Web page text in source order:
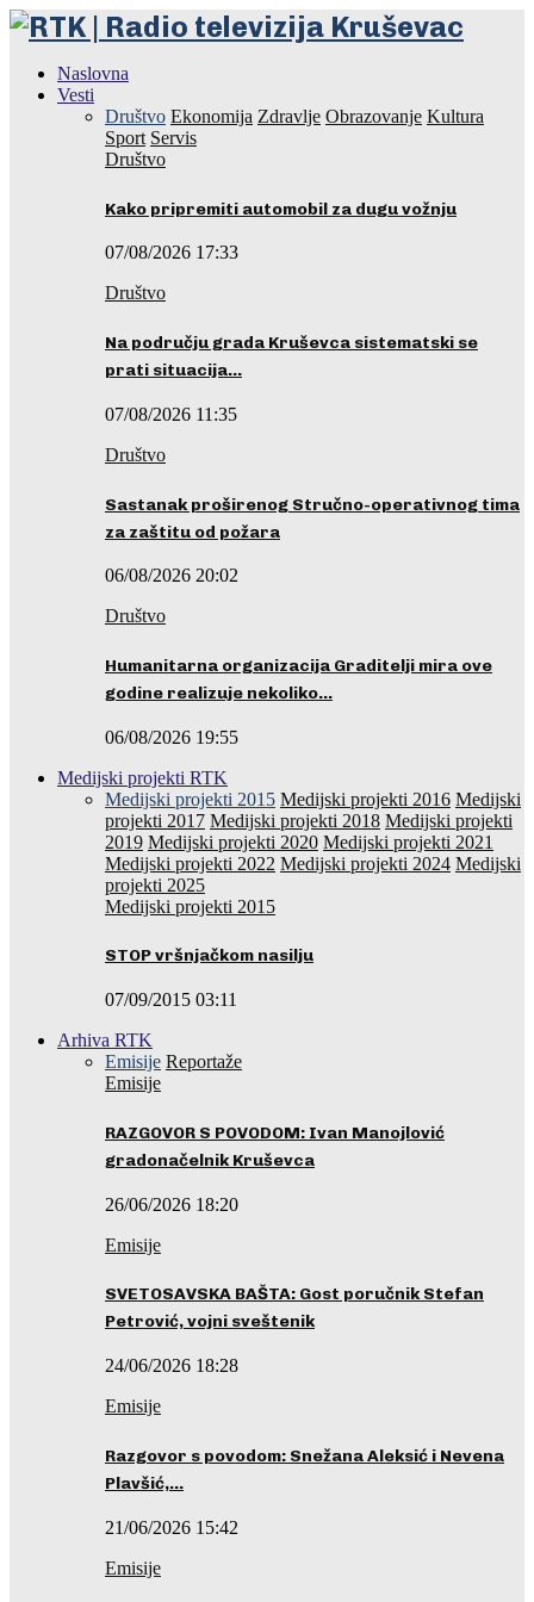
Naslovna
Vesti
Društvo Ekonomija Zdravlje Obrazovanje Kultura
Sport Servis
Društvo
Kako pripremiti automobil za dugu vožnju
07/08/2026 17:33
Društvo
Na području grada Kruševca sistematski se
prati situacija…
07/08/2026 11:35
Društvo
Sastanak proširenog Stručno-operativnog tima
za zaštitu od požara
06/08/2026 20:02
Društvo
Humanitarna organizacija Graditelji mira ove
godine realizuje nekoliko…
06/08/2026 19:55
Medijski projekti RTK
Medijski projekti 2015 Medijski projekti 2016 Medijski
projekti 2017 Medijski projekti 2018 Medijski projekti
2019 Medijski projekti 2020 Medijski projekti 2021
Medijski projekti 2022 Medijski projekti 2024 Medijski
projekti 2025
Medijski projekti 2015
STOP vršnjačkom nasilju
07/09/2015 03:11
Arhiva RTK
Emisije Reportaže
Emisije
RAZGOVOR S POVODOM: Ivan Manojlović
gradonačelnik Kruševca
26/06/2026 18:20
Emisije
SVETOSAVSKA BAŠTA: Gost poručnik Stefan
Petrović, vojni sveštenik
24/06/2026 18:28
Emisije
Razgovor s povodom: Snežana Aleksić i Nevena
Plavšić,…
21/06/2026 15:42
Emisije